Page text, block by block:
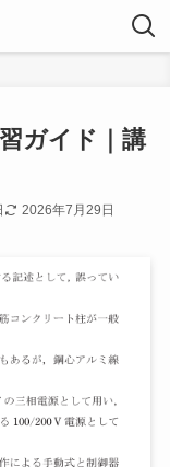
ガイド｜講
2026年7月29日